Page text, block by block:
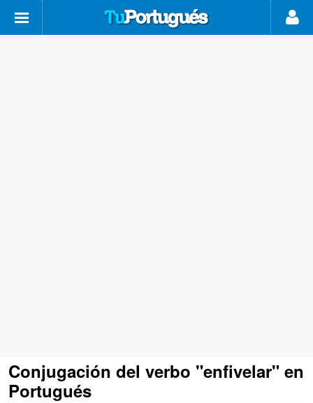
Conjugación del verbo "enfivelar" en
Portugués